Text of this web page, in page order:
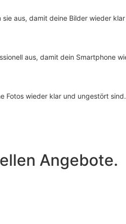
aus, damit deine Bilder wieder
aus, damit dein Smartphone
Fotos wieder klar und ungestört sind.
Angebote.